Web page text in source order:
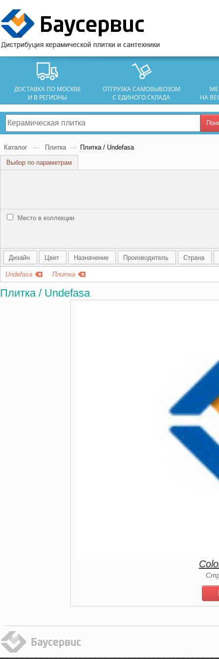
ДОСТАВКА ПО МОСКВЕ
И В РЕГИОНЫ
ОТГРУЗКА САМОВЫВОЗОМ
С ЕДИНОГО СКЛАДА
НА
Каталог — Плитка — Плитка / Undefasa
Выбор по параметрам
Место в коллекции
Дизайн Цвет Назначение Производитель Страна
Undefasa Плитка
Плитка / Undefasa